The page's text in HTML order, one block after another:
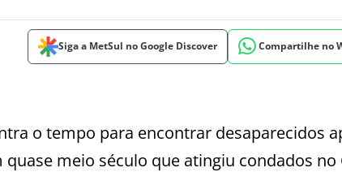
Siga a MetSul no Google Discover Compartilhe no
o tempo para encontrar desaparecidos
meio século que atingiu condados no